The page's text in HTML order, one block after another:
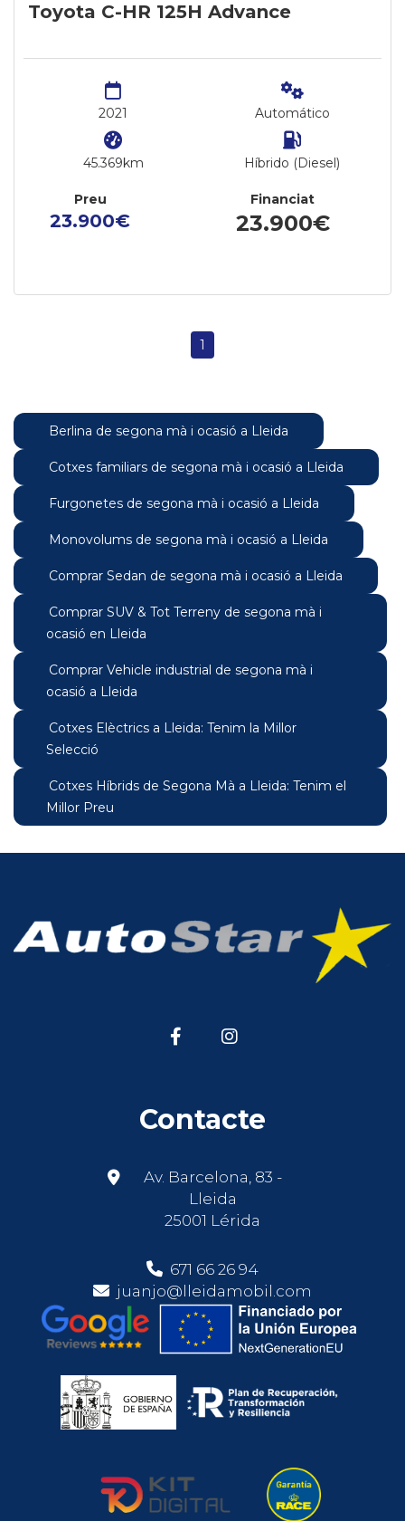
Toyota C-HR 125H Advance
2021
45.369km
Automático
Híbrido (Diesel)
Preu
23.900€
Financiat
23.900€
1
Berlina de segona mà i ocasió a Lleida
Cotxes familiars de segona mà i ocasió a Lleida
Furgonetes de segona mà i ocasió a Lleida
Monovolums de segona mà i ocasió a Lleida
Comprar Sedan de segona mà i ocasió a Lleida
Comprar SUV & Tot Terreny de segona mà i
ocasió en Lleida
Comprar Vehicle industrial de segona mà i
ocasió a Lleida
Cotxes Elèctrics a Lleida: Tenim la Millor
Selecció
Cotxes Híbrids de Segona Mà a Lleida: Tenim el
Millor Preu
Contacte
Av. Barcelona, 83 -
Lleida
25001 Lérida
671 66 26 94
juanjo@lleidamobil.com